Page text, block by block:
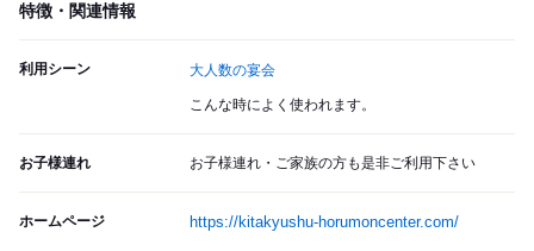
特徴・関連情報
利用シーン 大人数の宴会
こんな時によく使われます。
お子様連れ お子様連れ・ご家族の方も是非ご利用下さい
ホームページ https://kitakyushu-horumoncenter.com/